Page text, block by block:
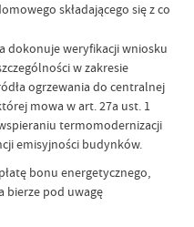
składającego się z co
dokonuje weryfikacji wniosku
w zakresie
ogrzewania do centralnej
mowa w art. 27a ust. 1
termomodernizacji
emisyjności budynków.
bonu energetycznego,
bierze pod uwagę